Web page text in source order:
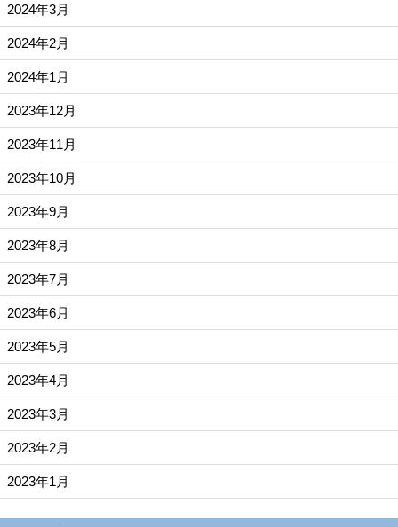
2024年3月
2024年2月
2024年1月
2023年12月
2023年11月
2023年10月
2023年9月
2023年8月
2023年7月
2023年6月
2023年5月
2023年4月
2023年3月
2023年2月
2023年1月